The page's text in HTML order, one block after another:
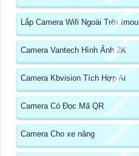
Lắp Camera Wifi Ngoài Trời Imou
Camera Vantech Hình Ảnh 2K
Camera Kbvision Tích Hợp Ai
Camera Có Đọc Mã QR
Camera Cho xe nâng